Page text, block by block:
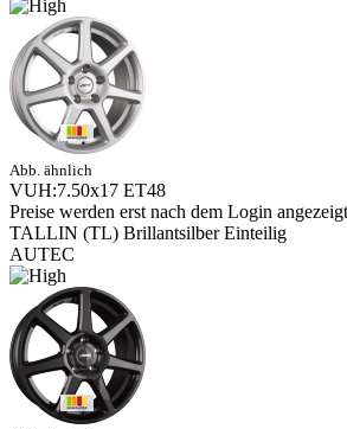
Abb. ähnlich
VUH:7.50x17 ET48
Preise werden erst nach dem Login
TALLIN (TL) Brillantsilber Einteilig
AUTEC